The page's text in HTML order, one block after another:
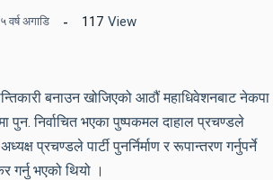
५ वर्ष अगाडि 117 View
बनाउन खोजिएको आठौं महाधिवेशनबाट नेकपा
पुन. निर्वाचित भएका पुष्पकमल दाहाल प्रचण्डले
प्रचण्डले पार्टी पुनर्निर्माण र रूपान्तरण गर्नुपर्ने
गर्नु भएको थियो ।